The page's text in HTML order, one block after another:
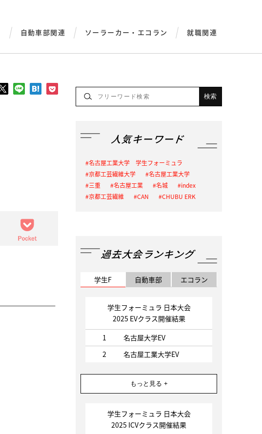
自動車部関連 ソーラーカー・エコラン 就職関連
人気キーワード
名古屋工業大学 学生フォーミュラ
京都工芸繊維大学
名古屋工業大学
三重
名古屋工業 名城
index
京都工芸繊維
CAN CHUBU ERK
過去大会ランキング
学生F 自動車部 エコラン
学生フォーミュラ 日本大会
2025 EVクラス開催結果
1
名古屋大学EV
2
名古屋工業大学EV
もっと見る +
学生フォーミュラ 日本大会
2025 ICVクラス開催結果